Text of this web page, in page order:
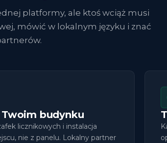
platformy, ale ktoś wciąż musi
mówić w lokalnym języku i znać
budynku
licznikowych i instalacja
nie z panelu. Lokalny partner